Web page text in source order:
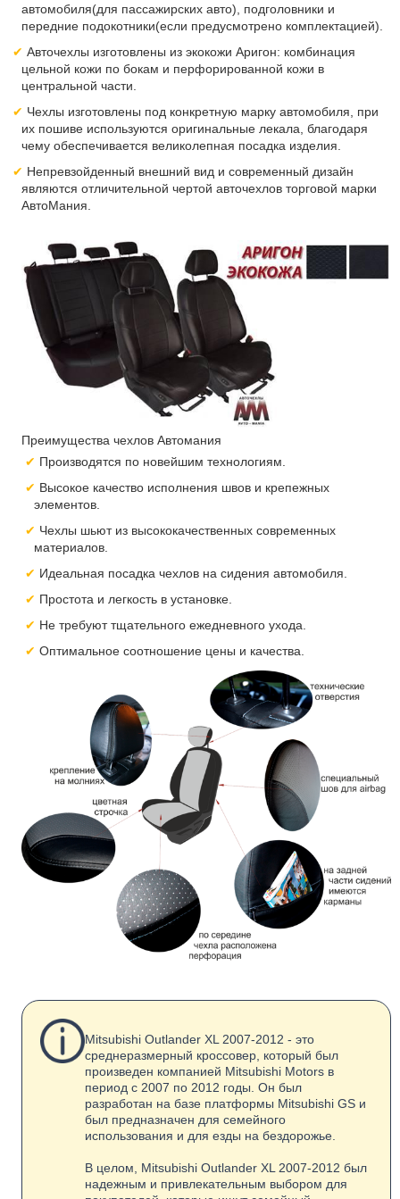
автомобиля(для пассажирских авто), подголовники и
передние подокотники(если предусмотрено комплектацией).
Авточехлы изготовлены из экокожи Аригон: комбинация
цельной кожи по бокам и перфорированной кожи в
центральной части.
Чехлы изготовлены под конкретную марку автомобиля, при
их пошиве используются оригинальные лекала, благодаря
чему обеспечивается великолепная посадка изделия.
Непревзойденный внешний вид и современный дизайн
являются отличительной чертой авточехлов торговой марки
АвтоМания.
Преимущества чехлов Автомания
Производятся по новейшим технологиям.
Высокое качество исполнения швов и крепежных
элементов.
Чехлы шьют из высококачественных современных
материалов.
Идеальная посадка чехлов на сидения автомобиля.
Простота и легкость в установке.
Не требуют тщательного ежедневного ухода.
Оптимальное соотношение цены и качества.
Mitsubishi Outlander XL 2007-2012 - это
среднеразмерный кроссовер, который был
произведен компанией Mitsubishi Motors в
период с 2007 по 2012 годы. Он был
разработан на базе платформы Mitsubishi GS и
был предназначен для семейного
использования и для езды на бездорожье.
В целом, Mitsubishi Outlander XL 2007-2012 был
надежным и привлекательным выбором для